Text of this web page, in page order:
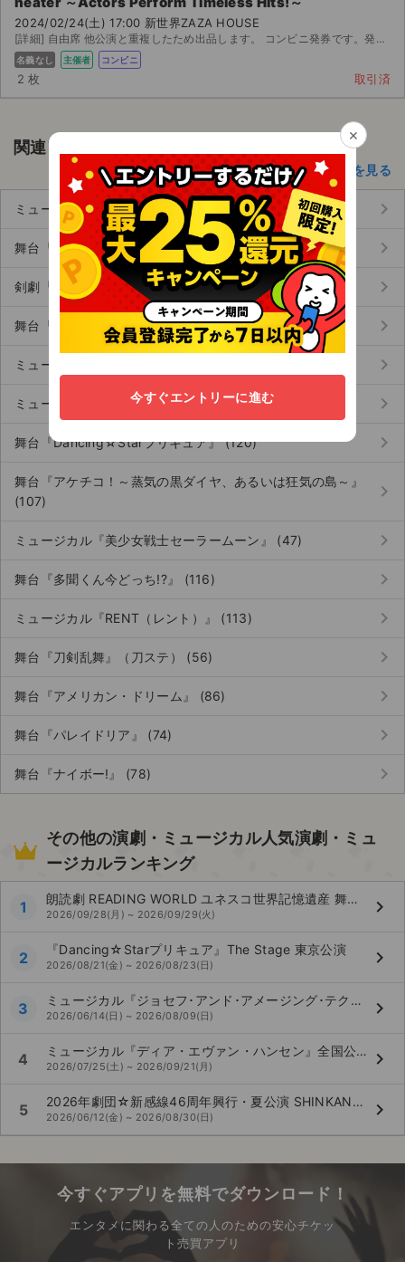
2024/02/24(土) 17:00 新世界ZAZA HOUSE
[詳細] 自由席 他公演と重複したため出品します。 コンビニ発券です。発券番号をお伝えします。 この日は...
名義なし 主催者 コンビニ
2 枚 取引済
関連アーティスト
その他の演劇・ミュージカルのアーティスト一覧を見る
ミュージカル『ディア・エヴァン・ハンセン』 (281) keyboard_arrow_right
舞台『ハリー・ポッターと呪いの子』 (88) keyboard_arrow_right
剣劇『三國志演技』 (308) keyboard_arrow_right
舞台『キングダムⅡ-継承-』 (272) keyboard_arrow_right
ミュージカル『ミス・サイゴン』 (215) keyboard_arrow_right
ミュージカル『刀剣乱舞』〜月夜一縷〜 (150) keyboard_arrow_right
舞台『Dancing☆Starプリキュア』 (120) keyboard_arrow_right
舞台『アケチコ！～蒸気の黒ダイヤ、あるいは狂気の島～』
(107)
keyboard_arrow_right
ミュージカル『美少女戦士セーラームーン』 (47) keyboard_arrow_right
舞台『多聞くん今どっち!?』 (116) keyboard_arrow_right
ミュージカル『RENT（レント）』 (113) keyboard_arrow_right
舞台『刀剣乱舞』（刀ステ） (56) keyboard_arrow_right
舞台『アメリカン・ドリーム』 (86) keyboard_arrow_right
舞台『パレイドリア』 (74) keyboard_arrow_right
舞台『ナイボー!』 (78) keyboard_arrow_right
その他の演劇・ミュージカル人気演劇・ミュ
ージカルランキング
1 朗読劇 READING WORLD ユネスコ世界記憶遺産 舞鶴への生還『約束の果て』（再演）
2026/09/28(月) ~ 2026/09/29(火) keyboard_arrow_right
2 『Dancing☆Starプリキュア』The Stage 東京公演
2026/08/21(金) ~ 2026/08/23(日) keyboard_arrow_right
3 ミュージカル『ジョセフ･アンド･アメージング･テクニカラー･ドリームコート』全国公演
2026/06/14(日) ~ 2026/08/09(日) keyboard_arrow_right
4 ミュージカル『ディア・エヴァン・ハンセン』全国公演
2026/07/25(土) ~ 2026/09/21(月) keyboard_arrow_right
5 2026年劇団☆新感線46周年興行・夏公演 SHINKANSEN☆RSP 怪奇骨董音楽劇『アケチコ！～蒸気の黒ダイヤ、あるいは狂気の島～』全国公演
2026/06/12(金) ~ 2026/08/30(日) keyboard_arrow_right
今すぐアプリを無料でダウンロード！
エンタメに関わる全ての人のための安心チケッ
ト売買アプリ
×
今すぐエントリーに進む